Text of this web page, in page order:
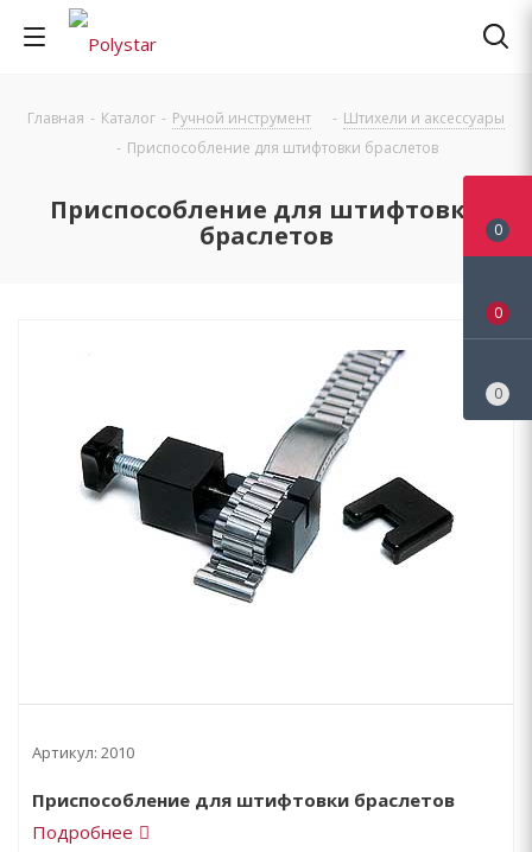
Главная - Каталог - Ручной инструмент - Штихели и аксессуары
- Приспособление для штифтовки браслетов
Приспособление для штифтовки
браслетов
Артикул: 2010
Приспособление для штифтовки браслетов
Подробнее
0
0
0